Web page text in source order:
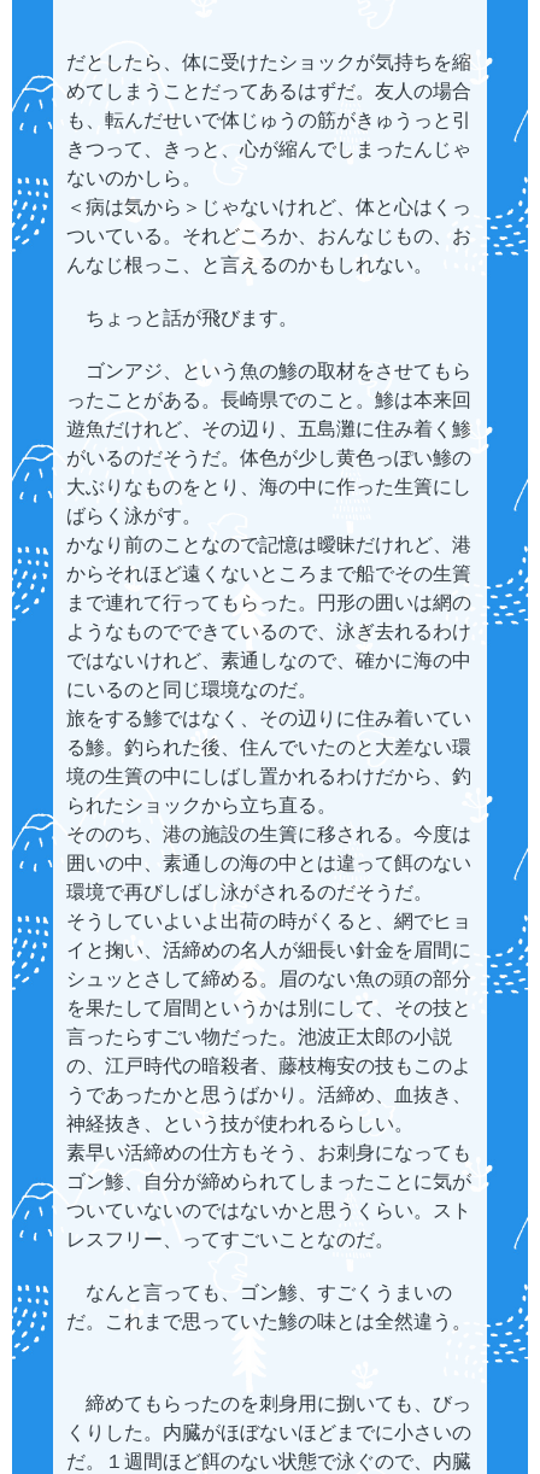
だとしたら、体に受けたショックが気持ちを縮
めてしまうことだってあるはずだ。友人の場合
も、転んだせいで体じゅうの筋がきゅうっと引
きつって、きっと、心が縮んでしまったんじゃ
ないのかしら。
＜病は気から＞じゃないけれど、体と心はくっ
ついている。それどころか、おんなじもの、お
んなじ根っこ、と言えるのかもしれない。
ちょっと話が飛びます。
ゴンアジ、という魚の鯵の取材をさせてもら
ったことがある。長崎県でのこと。鯵は本来回
遊魚だけれど、その辺り、五島灘に住み着く鯵
がいるのだそうだ。体色が少し黄色っぽい鯵の
大ぶりなものをとり、海の中に作った生簀にし
ばらく泳がす。
かなり前のことなので記憶は曖昧だけれど、港
からそれほど遠くないところまで船でその生簀
まで連れて行ってもらった。円形の囲いは網の
ようなものでできているので、泳ぎ去れるわけ
ではないけれど、素通しなので、確かに海の中
にいるのと同じ環境なのだ。
旅をする鯵ではなく、その辺りに住み着いてい
る鯵。釣られた後、住んでいたのと大差ない環
境の生簀の中にしばし置かれるわけだから、釣
られたショックから立ち直る。
そののち、港の施設の生簀に移される。今度は
囲いの中、素通しの海の中とは違って餌のない
環境で再びしばし泳がされるのだそうだ。
そうしていよいよ出荷の時がくると、網でヒョ
イと掬い、活締めの名人が細長い針金を眉間に
シュッとさして締める。眉のない魚の頭の部分
を果たして眉間というかは別にして、その技と
言ったらすごい物だった。池波正太郎の小説
の、江戸時代の暗殺者、藤枝梅安の技もこのよ
うであったかと思うばかり。活締め、血抜き、
神経抜き、という技が使われるらしい。
素早い活締めの仕方もそう、お刺身になっても
ゴン鯵、自分が締められてしまったことに気が
ついていないのではないかと思うくらい。スト
レスフリー、ってすごいことなのだ。
なんと言っても、ゴン鯵、すごくうまいの
だ。これまで思っていた鯵の味とは全然違う。
締めてもらったのを刺身用に捌いても、びっ
くりした。内臓がほぼないほどまでに小さいの
だ。１週間ほど餌のない状態で泳ぐので、内臓